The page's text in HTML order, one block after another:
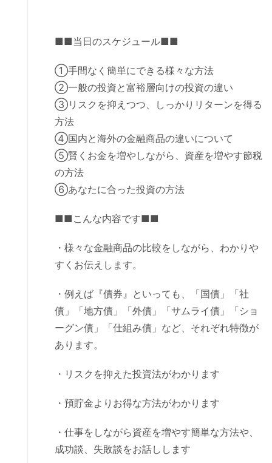
■■当日のスケジュール■■
①手間なく簡単にできる様々な方法
②一般の投資と富裕層向けの投資の違い
③リスクを抑えつつ、しっかりリターンを得る
方法
④国内と海外の金融商品の違いについて
⑤賢くお金を増やしながら、資産を増やす節税
の方法
⑥あなたに合った投資の方法
■■こんな内容です■■
・様々な金融商品の比較をしながら、わかりや
すくお伝えします。
・例えば『債券』といっても、「国債」「社
債」「地方債」「外債」「サムライ債」「ショ
ーグン債」「仕組み債」など、それぞれ特徴が
あります。
・リスクを抑えた投資法がわかります
・預貯金よりお得な方法がわかります
・仕事をしながら資産を増やす簡単な方法や、
成功談、失敗談をお話しします